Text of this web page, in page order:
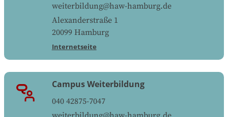
weiterbildung@haw-hamburg.de
Alexanderstraße 1
20099 Hamburg
Internetseite
Campus Weiterbildung
040 42875-7047